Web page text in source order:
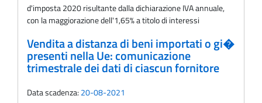
d'imposta 2020 risultante dalla dichiarazione IVA annuale,
con la maggiorazione dell'1,65% a titolo di interessi
Vendita a distanza di beni importati o gi�
presenti nella Ue: comunicazione
trimestrale dei dati di ciascun fornitore
Data scadenza: 20-08-2021